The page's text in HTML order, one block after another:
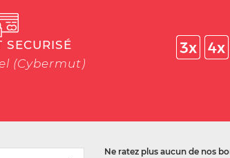
SECURISÉ
(Cybermut)
Ne ratez plus aucun de nos